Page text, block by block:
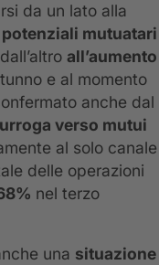
da un lato alla
mutuatari
all’aumento
e al momento
anche dal
verso mutui
al solo canale
delle operazioni
nel terzo
una situazione